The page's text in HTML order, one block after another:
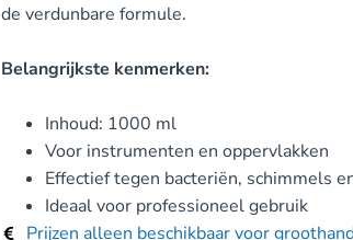
de verdunbare formule.
Belangrijkste kenmerken:
Inhoud: 1000 ml
Voor instrumenten en oppervlakken
Effectief tegen bacteriën, schimmels
Ideaal voor professioneel gebruik
Prijzen alleen beschikbaar voor